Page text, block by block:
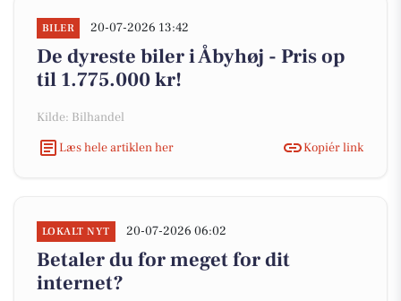
BILER 20-07-2026 13:42
De dyreste biler i Åbyhøj - Pris op
til 1.775.000 kr!
Kilde: Bilhandel
Læs hele artiklen her
Kopiér link
LOKALT NYT 20-07-2026 06:02
Betaler du for meget for dit
internet?